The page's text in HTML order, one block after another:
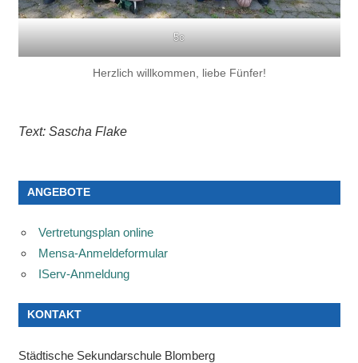
5c
Herzlich willkommen, liebe Fünfer!
Text: Sascha Flake
ANGEBOTE
Vertretungsplan online
Mensa-Anmeldeformular
IServ-Anmeldung
KONTAKT
Städtische Sekundarschule Blomberg